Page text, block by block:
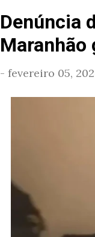
Denúncia
Maranhão
- fevereiro 05,